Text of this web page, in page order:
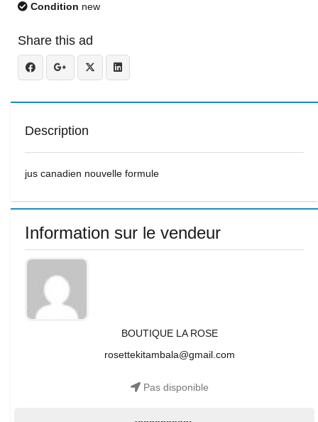
Condition new
Share this ad
Description
jus canadien nouvelle formule
Information sur le vendeur
BOUTIQUE LA ROSE
rosettekitambala@gmail.com
Pas disponible